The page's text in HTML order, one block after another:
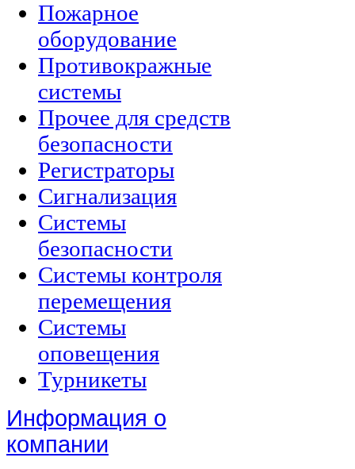
Пожарное
оборудование
Противокражные
системы
Прочее для средств
безопасности
Регистраторы
Сигнализация
Системы
безопасности
Системы контроля
перемещения
Системы
оповещения
Турникеты
Информация о
компании